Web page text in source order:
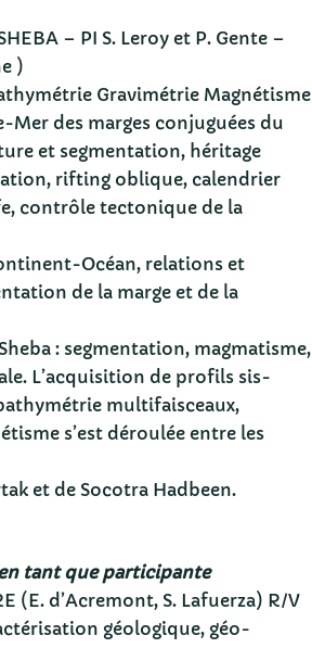
– PI S. Leroy et P. Gente –
)
Gravimétrie Magnétisme
Mer des marges conjuguées du
et segmentation, héritage
rifting oblique, calendrier
contrôle tectonique de la
Océan, relations et
de la marge et de la
: segmentation, magmatisme,
L’acquisition de profils sis-
multifaisceaux,
s’est déroulée entre les
et de Socotra Hadbeen.
tant que participante
(E. d’Acremont, S. Lafuerza) R/V
géologique, géo-